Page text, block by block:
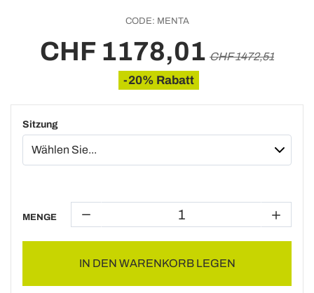
CODE: MENTA
CHF 1178,01 CHF 1472,51
-20% Rabatt
Sitzung
MENGE
IN DEN WARENKORB LEGEN